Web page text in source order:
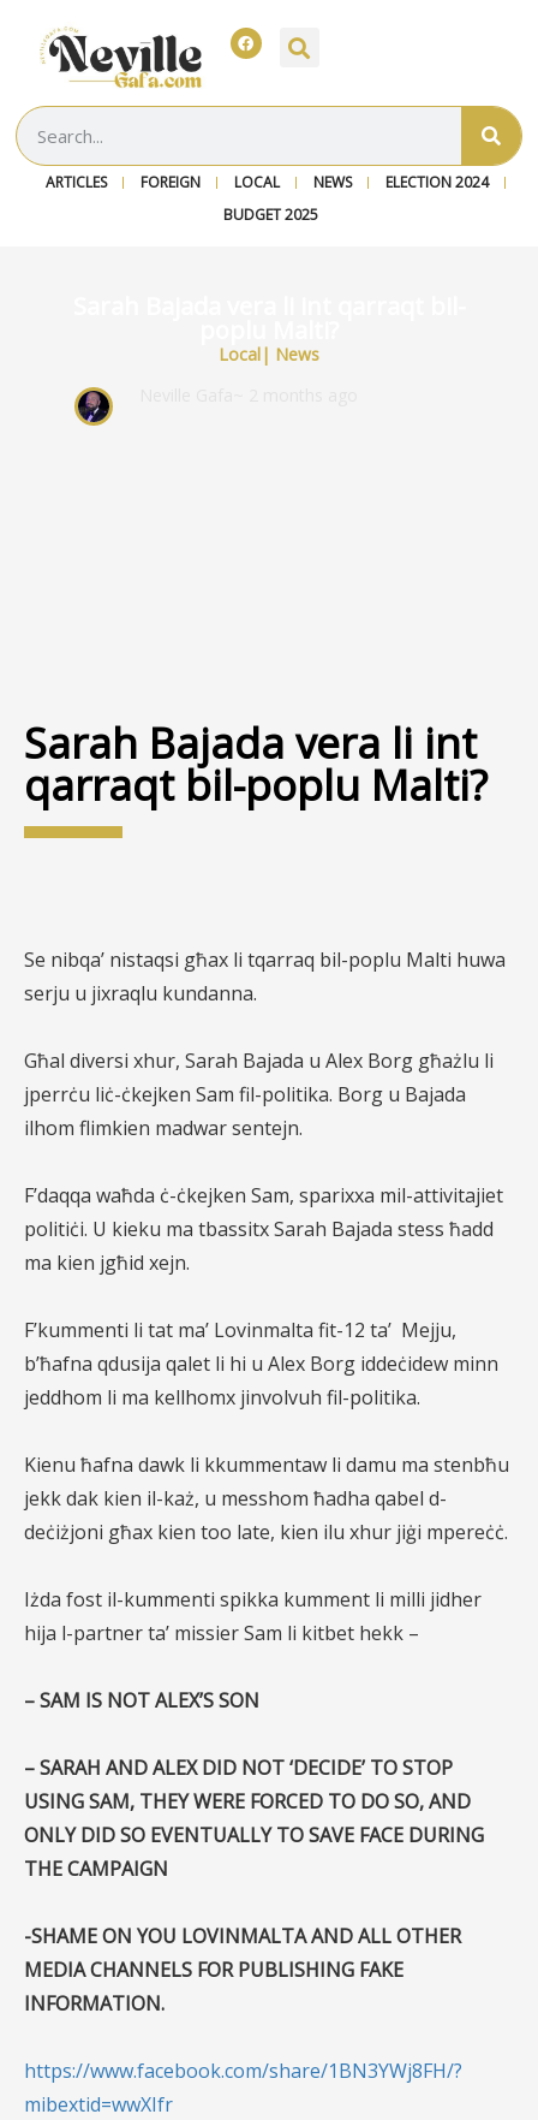
ARTICLES FOREIGN LOCAL NEWS
ELECTION 2024
BUDGET 2025
Local | News
Sarah Bajada vera li int
qarraqt bil-poplu Malti?
Se nibqa’ nistaqsi għax li tqarraq bil-poplu Malti huwa
serju u jixraqlu kundanna.
Għal diversi xhur, Sarah Bajada u Alex Borg għażlu li
jperrċu liċ-ċkejken Sam fil-politika. Borg u Bajada
ilhom flimkien madwar sentejn.
F’daqqa waħda ċ-ċkejken Sam, sparixxa mil-attivitajiet
politiċi. U kieku ma tbassitx Sarah Bajada stess ħadd
ma kien jgħid xejn.
F’kummenti li tat ma’ Lovinmalta fit-12 ta’ Mejju,
b’ħafna qdusija qalet li hi u Alex Borg iddeċidew minn
jeddhom li ma kellhomx jinvolvuh fil-politika.
Kienu ħafna dawk li kkummentaw li damu ma stenbħu
jekk dak kien il-każ, u messhom ħadha qabel d-
deċiżjoni għax kien too late, kien ilu xhur jiġi mpereċċ.
Iżda fost il-kummenti spikka kumment li milli jidher
hija l-partner ta’ missier Sam li kitbet hekk –
– SAM IS NOT ALEX’S SON
– SARAH AND ALEX DID NOT ‘DECIDE’ TO STOP
USING SAM, THEY WERE FORCED TO DO SO, AND
ONLY DID SO EVENTUALLY TO SAVE FACE DURING
THE CAMPAIGN
-SHAME ON YOU LOVINMALTA AND ALL OTHER
MEDIA CHANNELS FOR PUBLISHING FAKE
INFORMATION.
https://www.facebook.com/share/1BN3YWj8FH/?
mibextid=wwXIfr